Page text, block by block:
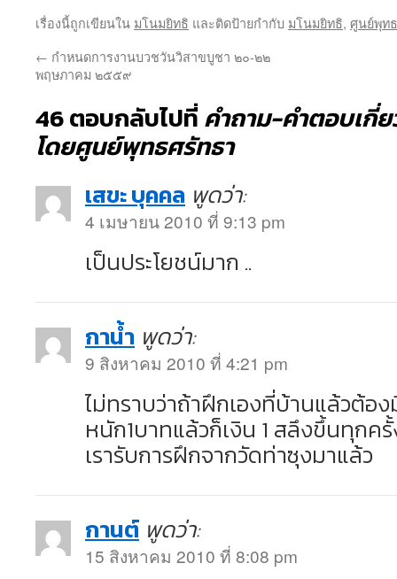
เรื่องนี้ถูกเขียนใน มโนมยิทธิ และติดป้ายกำกับ มโนมยิทธิ, ศูนย์พุท
← กำหนดการงานบวชวันวิสาขบูชา ๒๐-๒๒
พฤษภาคม ๒๕๕๙
46 ตอบกลับไปที่คำถาม-คำตอบเกี่
โดยศูนย์พุทธศรัทธา
เสขะ บุคคล พูดว่า:
4 เมษายน 2010 ที่ 9:13 pm
เป็นประโยชน์มาก ..
กาน้ำ พูดว่า:
9 สิงหาคม 2010 ที่ 4:21 pm
ไม่ทราบว่าถ้าฝึกเองที่บ้านแล้วต้อ
หนัก1บาทแล้วก็เงิน 1 สลึงขึ้นทุกค
เรารับการฝึกจากวัดท่าซุงมาแล้ว
กานต์ พูดว่า:
15 สิงหาคม 2010 ที่ 8:08 pm